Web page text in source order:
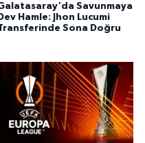
Savunmaya
Dev Hamle: Jhon Lucumi
Sona Doğru